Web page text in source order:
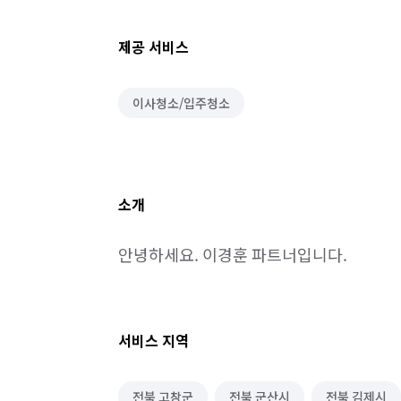
제공 서비스
이사청소/입주청소
소개
안녕하세요. 이경훈 파트너입니다.
서비스 지역
전북 고창군 전북 군산시 전북 김제시